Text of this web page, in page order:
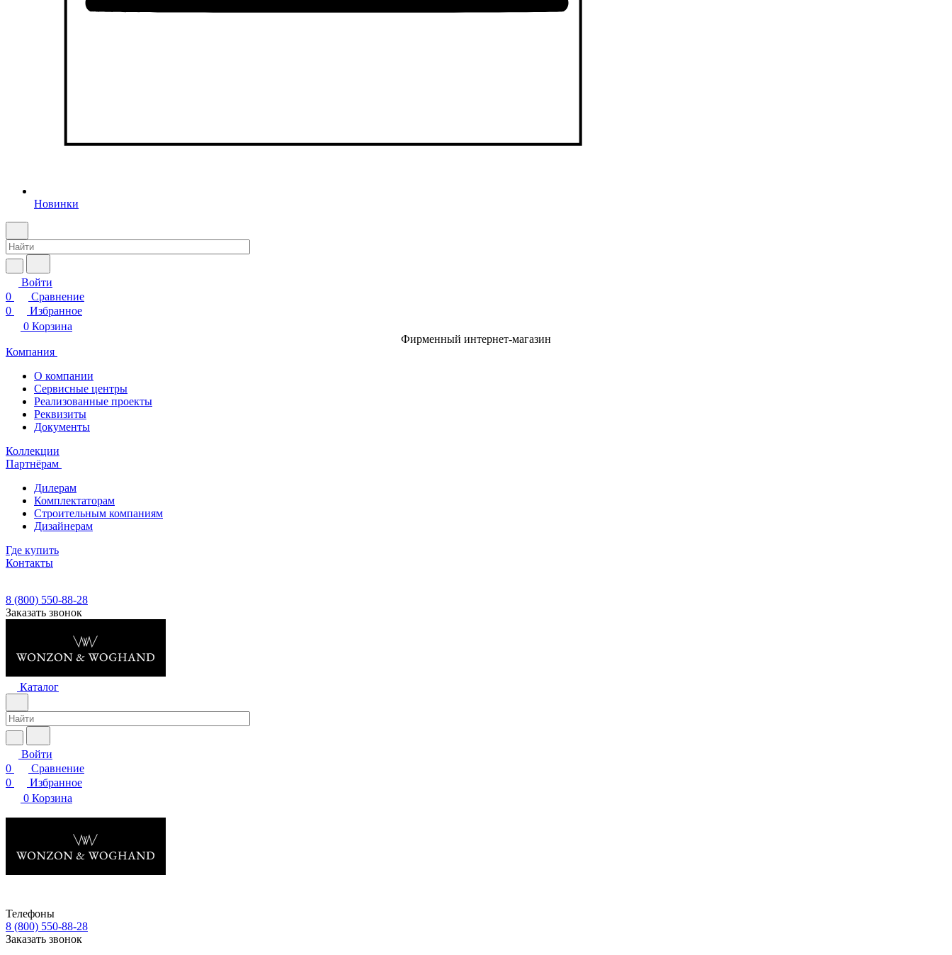
Новинки
Войти
0
Сравнение
0
Избранное
0 Корзина
Фирменный интернет-магазин
Компания
О компании
Сервисные центры
Реализованные проекты
Реквизиты
Документы
Коллекции
Партнёрам
Дилерам
Комплектаторам
Строительным компаниям
Дизайнерам
Где купить
Контакты
8 (800) 550-88-28
Заказать звонок
Каталог
Войти
0
Сравнение
0
Избранное
0 Корзина
Телефоны
8 (800) 550-88-28
Заказать звонок